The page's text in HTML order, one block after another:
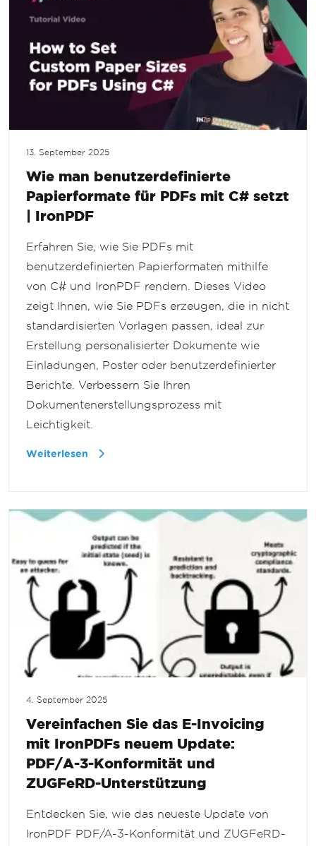
13. September 2025
Wie man benutzerdefinierte
Papierformate für PDFs mit C# setzt
| IronPDF
Erfahren Sie, wie Sie PDFs mit
benutzerdefinierten Papierformaten mithilfe
von C# und IronPDF rendern. Dieses Video
zeigt Ihnen, wie Sie PDFs erzeugen, die in nicht
standardisierten Vorlagen passen, ideal zur
Erstellung personalisierter Dokumente wie
Einladungen, Poster oder benutzerdefinierter
Berichte. Verbessern Sie Ihren
Dokumentenerstellungsprozess mit
Leichtigkeit.
Weiterlesen
4. September 2025
Vereinfachen Sie das E-Invoicing
mit IronPDFs neuem Update:
PDF/A-3-Konformität und
ZUGFeRD-Unterstützung
Entdecken Sie, wie das neueste Update von
IronPDF PDF/A-3-Konformität und ZUGFeRD-